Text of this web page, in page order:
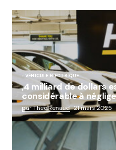
VÉHICULE ÉLECTRIQUE
,4 milliard de dollars
considérable à
par Theo.Renaud 21 mars 2025